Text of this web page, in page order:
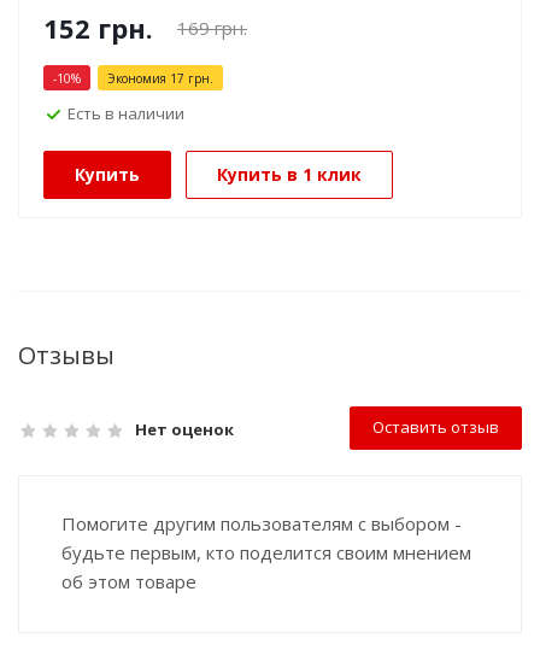
152 грн. 169грн.
-10% Экономия 17 грн.
Есть в наличии
Купить Купить в 1 клик
Отзывы
Нет оценок Оставить отзыв
Помогите другим пользователям с выбором -
будьте первым, кто поделится своим мнением
об этом товаре